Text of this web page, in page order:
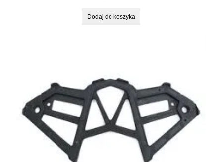
Dodaj do koszyka